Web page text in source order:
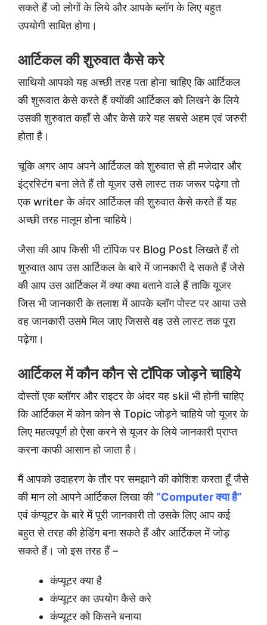
सकते हैं जो लोगों के लिये और आपके ब्लॉग के लिए बहुत
उपयोगी साबित होगा।
आर्टिकल की शुरुवात कैसे करे
साथियो आपको यह अच्छी तरह पता होना चाहिए कि आर्टिकल
की शुरूवात केसे करते हैं क्योंकी आर्टिकल को लिखने के लिये
उसकी शुरुवात कहाँ से और केसे करे यह सबसे अहम एवं जरुरी
होता है।
चूकि अगर आप अपने आर्टिकल को शुरुवात से ही मजेदार और
इंट्रस्टिंग बना लेते हैं तो यूजर उसे लास्ट तक जरूर पढ़ेगा तो
एक writer के अंदर आर्टिकल की शुरुवात केसे करते हैं यह
अच्छी तरह मालूम होना चाहिये।
जैसा की आप किसी भी टॉपिक पर Blog Post लिखते हैं तो
शुरुवात आप उस आर्टिकल के बारे में जानकारी दे सकते हैं जेसे
की आप उस आर्टिकल में क्या क्या बताने वाले हैं ताकि यूजर
जिस भी जानकारी के तलाश में आपके ब्लॉग पोस्ट पर आया उसे
वह जानकारी उसमे मिल जाए जिससे वह उसे लास्ट तक पूरा
पढ़ेगा।
आर्टिकल में कौन कौन से टॉपिक जोड़ने चाहिये
दोस्तों एक ब्लॉगर और राइटर के अंदर यह skil भी होनी चाहिए
कि आर्टिकल में कोन कोन से Topic जोड़ने चाहिये जो यूजर के
लिए महत्वपूर्ण हो ऐसा करने से यूजर के लिये जानकारी प्राप्त
करना काफी आसान हो जाता है।
मैं आपको उदाहरण के तौर पर समझाने की कोशिश करता हूँ जैसे
की मान लो आपने आर्टिकल लिखा की “Computer क्या है”
एवं कंप्यूटर के बारे में पूरी जानकारी तो उसके लिए आप कई
बहुत से तरह की हेडिंग बना सकते हैं और आर्टिकल में जोड़
सकते हैं। जो इस तरह हैं –
कंप्यूटर क्या है
कंप्यूटर का उपयोग कैसे करे
कंप्यूटर को किसने बनाया